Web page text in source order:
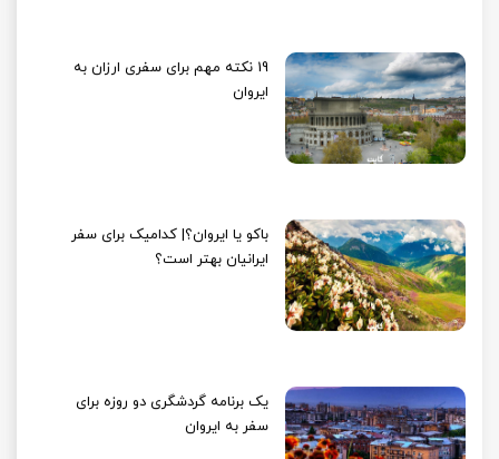
19 نکته مهم برای سفری ارزان به
ایروان
باکو یا ایروان؟| کدامیک برای سفر
ایرانیان بهتر است؟
یک برنامه گردشگری دو روزه برای
سفر به ایروان